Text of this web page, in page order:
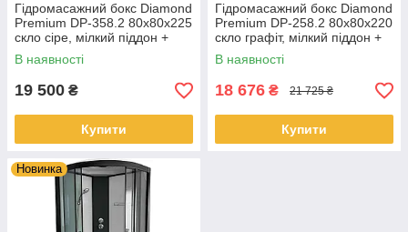
Гідромасажний бокс Diamond
Premium DP-358.2 80x80x225
скло сіре, мілкий піддон +
гідромасажна панель
В наявності
19 500 ₴
Купити
Гідромасажний бокс Diamond
Premium DP-258.2 80x80x220
скло графіт, мілкий піддон +
гідромасажна панель
В наявності
18 676 ₴ 21 725 ₴
Купити
Новинка